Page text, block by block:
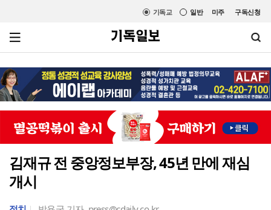
미주 구독신청
일반
기독교
김재규 전 중앙정보부장, 45년 만에 재심
개시